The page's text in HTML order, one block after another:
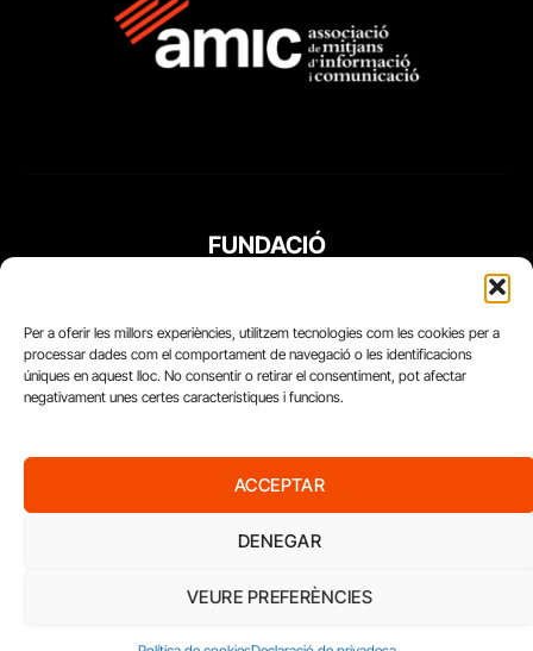
Per a oferir les millors experiències, utilitzem tecnologies com les cookies per a
processar dades com el comportament de navegació o les identificacions
úniques en aquest lloc. No consentir o retirar el consentiment, pot afectar
negativament unes certes característiques i funcions.
ACCEPTAR
DENEGAR
VEURE PREFERÈNCIES
FUNDACIÓ